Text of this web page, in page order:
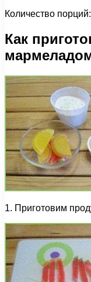
Количество
Как
1. Приготовим